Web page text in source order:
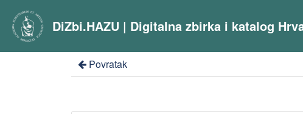
DiZbi.HAZU | Digitalna zbirka i katalog
Povratak